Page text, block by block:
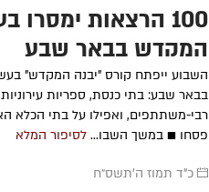
100 הרצאות ימסרו
המקדש בבאר שבע
השבוע ייפתח קורס "יבנה המקדש"
בבאר שבע: בתי כנסת, ספריות
רבי-משתתפים, ואפילו על בתי הכלא
פסחו ■ במשך השבו... לסיפור המלא
כ"ד תמוז ה׳תשס״ח